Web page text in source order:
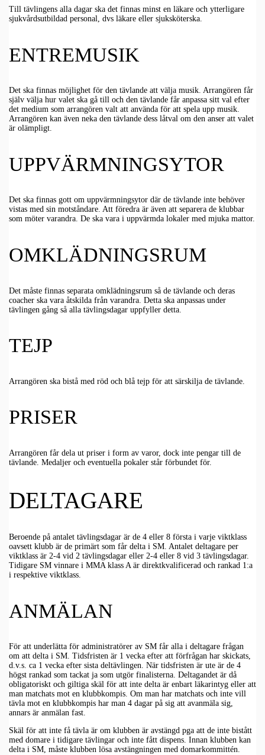
Till tävlingens alla dagar ska det finnas minst en läkare och ytterligare
sjukvårdsutbildad personal, dvs läkare eller sjuksköterska.
ENTREMUSIK
Det ska finnas möjlighet för den tävlande att välja musik. Arrangören får
själv välja hur valet ska gå till och den tävlande får anpassa sitt val efter
det medium som arrangören valt att använda för att spela upp musik.
Arrangören kan även neka den tävlande dess låtval om den anser att valet
är olämpligt.
UPPVÄRMNINGSYTOR
Det ska finnas gott om uppvärmningsytor där de tävlande inte behöver
vistas med sin motståndare. Att föredra är även att separera de klubbar
som möter varandra. De ska vara i uppvärmda lokaler med mjuka mattor.
OMKLÄDNINGSRUM
Det måste finnas separata omklädningsrum så de tävlande och deras
coacher ska vara åtskilda från varandra. Detta ska anpassas under
tävlingen gång så alla tävlingsdagar uppfyller detta.
TEJP
Arrangören ska bistå med röd och blå tejp för att särskilja de tävlande.
PRISER
Arrangören får dela ut priser i form av varor, dock inte pengar till de
tävlande. Medaljer och eventuella pokaler står förbundet för.
DELTAGARE
Beroende på antalet tävlingsdagar är de 4 eller 8 första i varje viktklass
oavsett klubb är de primärt som får delta i SM. Antalet deltagare per
viktklass är 2-4 vid 2 tävlingsdagar eller 2-4 eller 8 vid 3 tävlingsdagar.
Tidigare SM vinnare i MMA klass A är direktkvalificerad och rankad 1:a
i respektive viktklass.
ANMÄLAN
För att underlätta för administratörer av SM får alla i deltagare frågan
om att delta i SM. Tidsfristen är 1 vecka efter att förfrågan har skickats,
d.v.s. ca 1 vecka efter sista deltävlingen. När tidsfristen är ute är de 4
högst rankad som tackat ja som utgör finalisterna. Deltagandet är då
obligatoriskt och giltiga skäl för att inte delta är enbart läkarintyg eller att
man matchats mot en klubbkompis. Om man har matchats och inte vill
tävla mot en klubbkompis har man 4 dagar på sig att avanmäla sig,
annars är anmälan fast.
Skäl för att inte få tävla är om klubben är avstängd pga att de inte bistått
med domare i tidigare tävlingar och inte fått dispens. Innan klubben kan
delta i SM, måste klubben lösa avstängningen med domarkommittén.